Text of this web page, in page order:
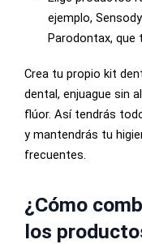
ejemplo,
Parodontax, que
Crea tu propio kit
dental, enjuague sin
flúor. Así tendrás
y mantendrás tu
frecuentes.
¿Cómo
los